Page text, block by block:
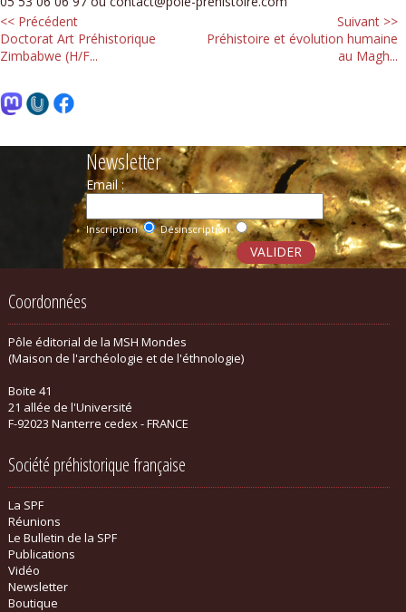
<< Précédent
Doctorat Art Préhistorique
Zimbabwe (H/F...
Suivant >>
Préhistoire et évolution humaine
au Magh...
Newsletter
Email :
Inscription Désinscription
Coordonnées
Pôle éditorial de la MSH Mondes
(Maison de l'archéologie et de l'éthnologie)
Boite 41
21 allée de l'Université
F-92023 Nanterre cedex - FRANCE
Société préhistorique française
La SPF
Réunions
Le Bulletin de la SPF
Publications
Vidéo
Newsletter
Boutique